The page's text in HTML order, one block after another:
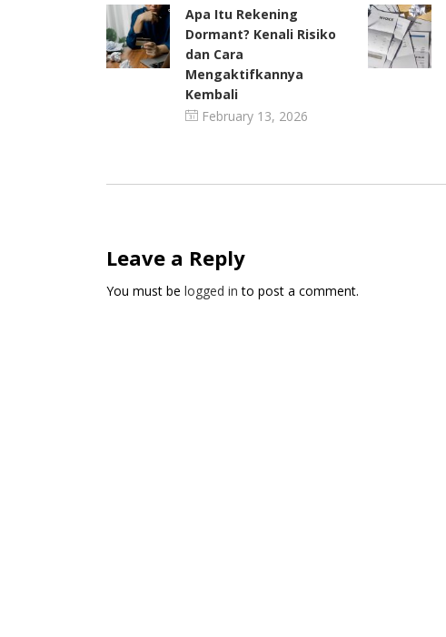
Apa Itu Rekening
Dormant? Kenali Risiko
dan Cara
Mengaktifkannya
Kembali
February 13, 2026
Leave a Reply
You must be logged in to post a comment.